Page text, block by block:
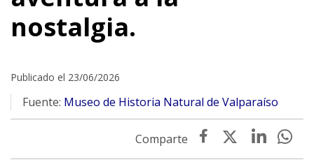
nostalgia.
Publicado el 23/06/2026
Fuente: Museo de Historia Natural de Valparaíso